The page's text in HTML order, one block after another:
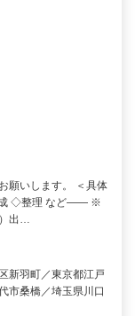
願いします。 ＜具体
◇整理 など―― ※
出…
新羽町／東京都江戸
市桑橋／埼玉県川口